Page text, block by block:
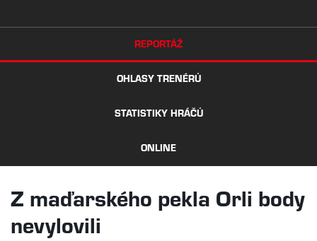
REPORTÁŽ
OHLASY TRENÉRŮ
STATISTIKY HRÁČŮ
ONLINE
Z maďarského pekla Orli body
nevylovili